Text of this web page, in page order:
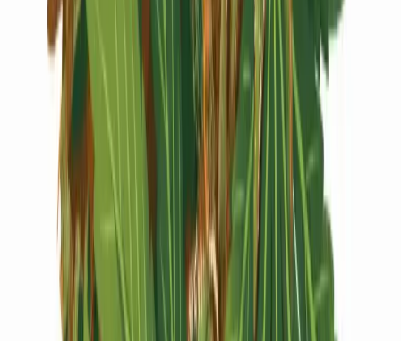
Vapes & Zubehör